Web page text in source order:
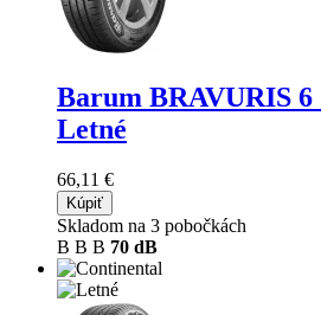
Barum BRAVURIS 6
Letné
66,11 €
Kúpiť
Skladom na 3 pobočkách
B B B 70 dB